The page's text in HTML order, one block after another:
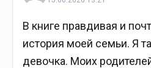
В книге правдивая и
история моей семьи. Я
девочка. Моих